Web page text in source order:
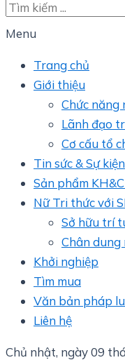
Menu
Trang chủ
Giới thiệu
Chức năng
Lãnh đạo
Cơ cấu tổ
Tin sức & Sự kiện
Sản phẩm
Nữ Tri thức với
Sở hữu trí
Chân dung
Khởi nghiệp
Tìm mua
Văn bản pháp
Liên hệ
Chủ nhật, ngày 09